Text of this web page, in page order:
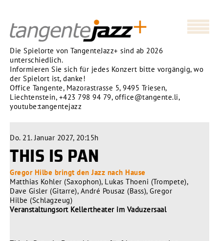
Die Spielorte von TangenteJazz+ sind ab 2026
unterschiedlich.
Informieren Sie sich für jedes Konzert bitte vorgängig, wo
der Spielort ist, danke!
Office Tangente, Mazorastrasse 5, 9495 Triesen,
Liechtenstein, +423 798 94 79, office@tangente.li,
youtube:tangentejazz
Do. 21. Januar 2027, 20:15h
THIS IS PAN
Gregor Hilbe bringt den Jazz nach Hause
Matthias Kohler (Saxophon), Lukas Thoeni (Trompete),
Dave Gisler (Gitarre), André Pousaz (Bass), Gregor
Hilbe (Schlagzeug)
Veranstaltungsort Kellertheater im Vaduzersaal